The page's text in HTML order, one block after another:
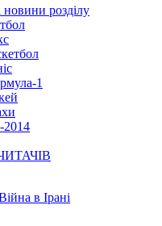
новини розділу
1
в Ірані